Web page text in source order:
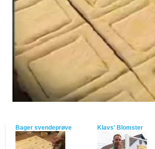
Bager svendeprøve Klavs' Blomster